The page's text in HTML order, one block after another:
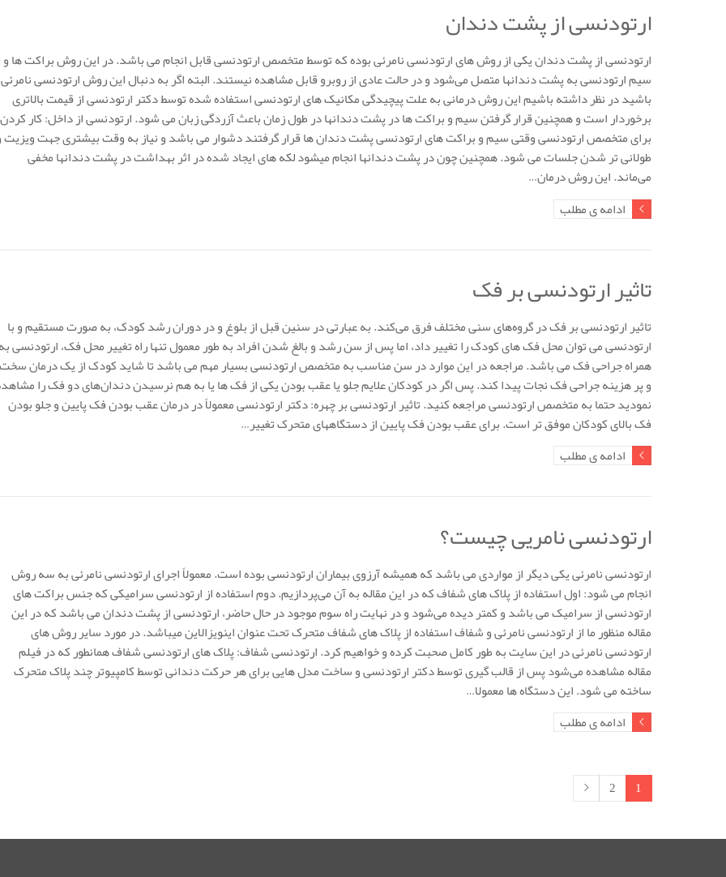
ارتودنسی از پشت دندان
ارتودنسی از پشت دندان یکی از روش های ارتودنسی نامرئی بوده که توسط متخصص ارتودنسی قابل انجام می باشد. در این روش براکت ها و
سیم ارتودنسی به پشت دندانها متصل می‌شود و در حالت عادی از روبرو قابل مشاهده نیستند. البته اگر به دنبال این روش ارتودنسی نامرئی
باشید در نظر داشته باشیم این روش درمانی به علت پیچیدگی مکانیک های ارتودنسی استفاده شده توسط دکتر ارتودنسی از قیمت بالاتری
برخوردار است و همچنین قرار گرفتن سیم و براکت ها در پشت دندانها در طول زمان باعث آزردگی زبان می شود. ارتودنسی از داخل: کار کردن
برای متخصص ارتودنسی وقتی سیم و براکت های ارتودنسی پشت دندان ها قرار گرفتند دشوار می باشد و نیاز به وقت بیشتری جهت ویزیت
طولانی تر شدن جلسات می‌ شود. همچنین چون در پشت دندانها انجام میشود لکه های ایجاد شده در اثر بهداشت در پشت دندانها مخفی
می‌ماند. این روش درمان…
ادامه ی مطلب
تاثیر ارتودنسی بر فک
تاثیر ارتودنسی بر فک در گروه‌های سنی مختلف فرق می‌کند. به عبارتی در سنین قبل از بلوغ و در دوران رشد کودک، به صورت مستقیم و با
ارتودنسی می توان محل فک های کودک را تغییر داد، اما پس از سن رشد و بالغ شدن افراد به طور معمول تنها راه تغییر محل فک، ارتودنسی
همراه جراحی فک می باشد. مراجعه در این موارد در سن مناسب به متخصص ارتودنسی بسیار مهم می باشد تا شاید کودک از یک درمان سخت
و پر هزینه جراحی فک نجات پیدا کند. پس اگر در کودکان علایم جلو یا عقب بودن یکی از فک ها یا به هم نرسیدن دندان‌های دو فک را
نمودید حتما به متخصص ارتودنسی مراجعه کنید. تاثیر ارتودنسی بر چهره: دکتر ارتودنسی معمولاً در درمان عقب بودن فک پایین و جلو بودن
فک بالای کودکان موفق تر است. برای عقب بودن فک پایین از دستگاههای متحرک تغییر…
ادامه ی مطلب
ارتودنسی نامریی چیست؟
ارتودنسی نامرئی یکی دیگر از مواردی می باشد که همیشه آرزوی بیماران ارتودنسی بوده است. معمولاً اجرای ارتودنسی نامرئی به سه روش
انجام می شود: اول استفاده از پلاک های شفاف که در این مقاله به آن می‌پردازیم. دوم استفاده از ارتودنسی سرامیکی که جنس براکت های
ارتودنسی از سرامیک می باشد و کمتر دیده می‌شود و در نهایت راه سوم موجود در حال حاضر، ارتودنسی از پشت دندان می باشد که در این
مقاله منظور ما از ارتودنسی نامرئی و شفاف استفاده از پلاک های شفاف متحرک تحت عنوان اینویزالاین میباشد. در مورد سایر روش های
ارتودنسی نامرئی در این سایت به طور کامل صحبت کرده و خواهیم کرد. ارتودنسی شفاف: پلاک های ارتودنسی شفاف همانطور که در فیلم
مقاله مشاهده می‌شود پس از قالب گیری توسط دکتر ارتودنسی و ساخت مدل هایی برای هر حرکت دندانی توسط کامپیوتر چند پلاک متحرک
ساخته می شود. این دستگاه ها معمولا…
ادامه ی مطلب
1
2